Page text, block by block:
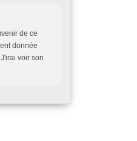
de ce
donnée
voir son